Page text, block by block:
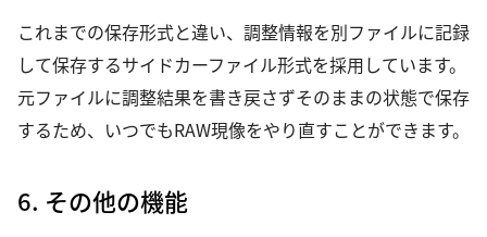
これまでの保存形式と違い、調整情報を別ファイルに記録
して保存するサイドカーファイル形式を採用しています。
元ファイルに調整結果を書き戻さずそのままの状態で保存
するため、いつでもRAW現像をやり直すことができます。
6. その他の機能